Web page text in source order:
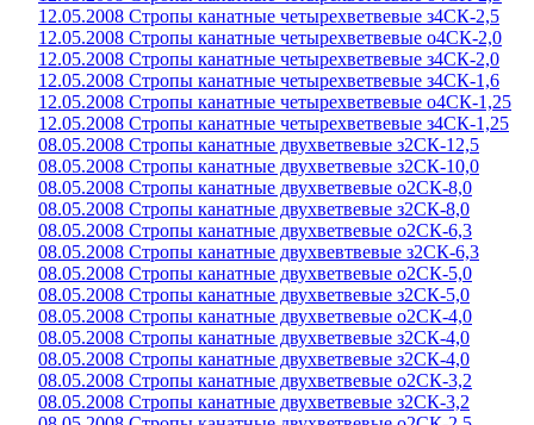
12.05.2008 Стропы канатные четырехветвевые з4СК-2,5
12.05.2008 Стропы канатные четырехветвевые о4СК-2,0
12.05.2008 Стропы канатные четырехветвевые з4СК-2,0
12.05.2008 Стропы канатные четырехветвевые з4СК-1,6
12.05.2008 Стропы канатные четырехветвевые о4СК-1,25
12.05.2008 Стропы канатные четырехветвевые з4СК-1,25
08.05.2008 Стропы канатные двухветвевые з2СК-12,5
08.05.2008 Стропы канатные двухветвевые з2СК-10,0
08.05.2008 Стропы канатные двухветвевые о2СК-8,0
08.05.2008 Стропы канатные двухветвевые з2СК-8,0
08.05.2008 Стропы канатные двухветвевые о2СК-6,3
08.05.2008 Стропы канатные двухвевтвевые з2СК-6,3
08.05.2008 Стропы канатные двухветвевые о2СК-5,0
08.05.2008 Стропы канатные двухветвевые з2СК-5,0
08.05.2008 Стропы канатные двухветвевые о2СК-4,0
08.05.2008 Стропы канатные двухветвевые з2СК-4,0
08.05.2008 Стропы канатные двухветвевые з2СК-4,0
08.05.2008 Стропы канатные двухветвевые о2СК-3,2
08.05.2008 Стропы канатные двухветвевые з2СК-3,2